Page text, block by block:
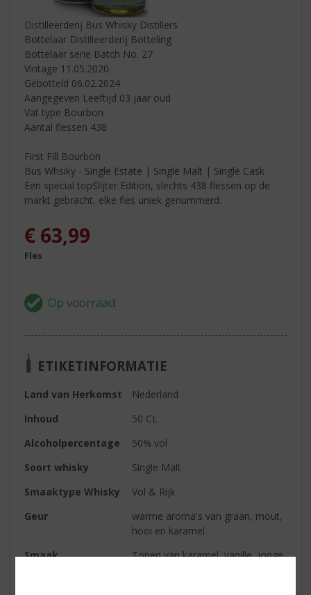
Distilleerderij Bus Whisky Distillers
Bottelaar Distilleerderij Botteling
Bottelaar serie Batch No. 27
Vintage 11.05.2020
Gebotteld 06.02.2024
Aangegeven Leeftijd 03 jaar oud
Vat type Bourbon
Aantal flessen 438
First Fill Bourbon
Bus Whsiky - Single Estate | Single Malt | Single Cask
Een special topSlijter Edition, slechts 438 flessen op de
markt gebracht, elke fles uniek genummerd.
€ 63,99
Fles
ETIKETINFORMATIE
Land van Herkomst
Nederland
Inhoud
50 CL
Alcoholpercentage
50% vol
Soort whisky
Single Malt
Smaaktype Whisky
Vol & Rijk
Geur
warme aroma's van graan, mout,
hooi en karamel
Smaak
Tonen van karamel, vanille, jonge